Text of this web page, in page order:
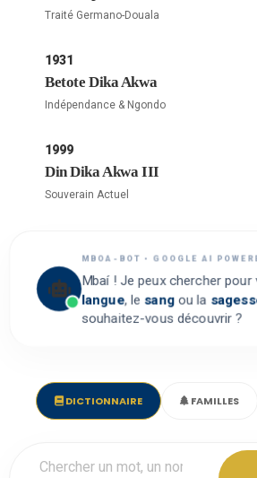
Traité Germano-Douala
1931
Betote Dika Akwa
Indépendance & Ngondo
1999
Din Dika Akwa III
Souverain Actuel
MBOA-BOT • GOOGLE AI
Mbaí ! Je peux chercher pour
langue, le sangou la
souhaitez-vous découvrir ?
DICTIONNAIRE FAMILLES